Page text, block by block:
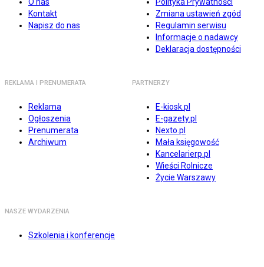
Kontakt
Napisz do nas
Zmiana ustawień zgód
Regulamin serwisu
Informacje o nadawcy
Deklaracja dostępności
REKLAMA I PRENUMERATA
Reklama
Ogłoszenia
Prenumerata
Archiwum
PARTNERZY
E-kiosk.pl
E-gazety.pl
Nexto.pl
Mała księgowość
Kancelarierp.pl
Wieści Rolnicze
Życie Warszawy
NASZE WYDARZENIA
Szkolenia i konferencje